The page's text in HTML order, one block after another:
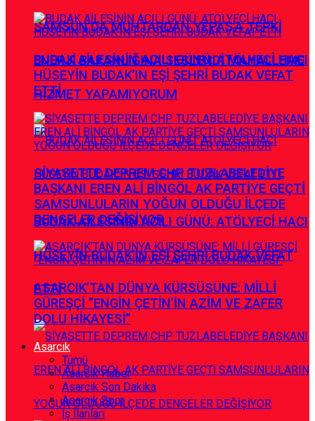
SAMSUN’DA MUHTARDAN YEPAŞ’A TEPKİ
ENERJİ BAKANLIĞINA SESLENDİ MAHALLEME
HİZMET YAPAMIYORUM
BUDAK AİLESİNİN ACILI GÜNÜ: ATÖLYECİ HACI
HÜSEYİN BUDAK’IN EŞİ ŞEHRİ BUDAK VEFAT
ETTİ
BUDAK AİLESİNİN ACILI GÜNÜ: ATÖLYECİ HACI
HÜSEYİN BUDAK’IN EŞİ ŞEHRİ BUDAK VEFAT
ETTİ
SİYASETTE DEPREM CHP TUZLABELEDİYE
BAŞKANI EREN ALİ BİNGÖL AK PARTİYE GEÇTİ
SAMSUNLULARIN YOĞUN OLDUĞU İLÇEDE
DENGELER DEĞİŞİYOR
ASARCIK’TAN DÜNYA KÜRSÜSÜNE: MİLLİ
GÜREŞÇİ ”ENGİN ÇETİN’İN AZİM VE ZAFER
DOLU HİKAYESİ”
Asarcık
Tümü
Asarcık Haber
Asarcık Son Dakika
Asarcık Spor
İş İlanları